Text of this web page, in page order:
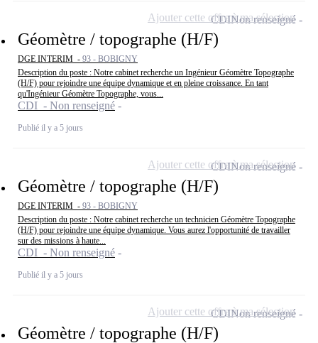
Géomètre / topographe (H/F)
DGE INTERIM - 93 - BOBIGNY
Description du poste : Notre cabinet recherche un Ingénieur Géomètre Topographe
(H/F) pour rejoindre une équipe dynamique et en pleine croissance. En tant
qu'Ingénieur Géomètre Topographe, vous...
CDI - Non renseigné
Publié il y a 5 jours
CDINon renseigné
Ajouter cette offre à ma sélection
Géomètre / topographe (H/F)
DGE INTERIM - 93 - BOBIGNY
Description du poste : Notre cabinet recherche un technicien Géomètre Topographe
(H/F) pour rejoindre une équipe dynamique. Vous aurez l'opportunité de travailler
sur des missions à haute...
CDI - Non renseigné
Publié il y a 5 jours
CDINon renseigné
Ajouter cette offre à ma sélection
Géomètre / topographe (H/F)
CDINon renseigné
Ajouter cette offre à ma sélection